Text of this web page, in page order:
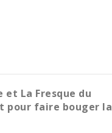
et La Fresque du
pour faire bouger la